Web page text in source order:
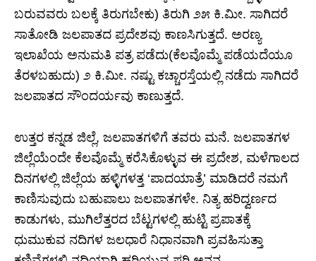
ಬರುವವರು ಬಲಕ್ಕೆ ತಿರುಗಬೇಕು) ತಿರುಗಿ ೨೫ ಕಿ.ಮೀ. ಸಾಗಿದರೆ
ಸಾತೋಡಿ ಜಲಪಾತದ ಪ್ರದೇಶವು ಕಾಣಸಿಗುತ್ತದೆ. ಅರಣ್ಯ
ಇಲಾಖೆಯ ಅನುಮತಿ ಪತ್ರ ಪಡೆದು(ಕೆಲವೊಮ್ಮೆ ಪಡೆಯದೆಯೂ
ತೆರಳಬಹುದು) ೨ ಕಿ.ಮೀ. ನಷ್ಟು ಕಚ್ಚಾರಸ್ತೆಯಲ್ಲಿ ನಡೆದು ಸಾಗಿದರೆ
ಜಲಪಾತದ ಸೌಂದರ್ಯವು ಕಾಣುತ್ತದೆ.
ಉತ್ತರ ಕನ್ನಡ ಜಿಲ್ಲೆ, ಜಲಪಾತಗಳಿಗೆ ತವರು ಮನೆ. ಜಲಪಾತಗಳ
ಜಿಲ್ಲೆಯೆಂದೇ ಕೆಲವೊಮ್ಮೆ ಕರೆಸಿಕೊಳ್ಳುವ ಈ ಪ್ರದೇಶ, ಮಳೆಗಾಲದ
ದಿನಗಳಲ್ಲಿ ಜಿಲ್ಲೆಯ ಹಳ್ಳಿಗಳತ್ತ ‘ಪಾದಯಾತ್ರೆ’ ಮಾಡಿದರೆ ನಮಗೆ
ಕಾಣಿಸುವುದು ಬಹುಪಾಲು ಜಲಪಾತಗಳೇ. ನಿತ್ಯ ಹರಿದ್ವರ್ಣದ
ಕಾಡುಗಳು, ಮುಗಿಲೆತ್ತರದ ಬೆಟ್ಟಗಳಲ್ಲಿ ಹುಟ್ಟಿ ಪ್ರಪಾತಕ್ಕೆ
ಧುಮುಕುವ ನದಿಗಳ ಜಲಧಾರೆ ನಿಧಾನವಾಗಿ ಪ್ರವಹಿಸುತ್ತಾ